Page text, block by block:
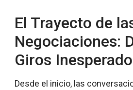
El Trayecto de
Negociaciones:
Giros
Desde el inicio, las